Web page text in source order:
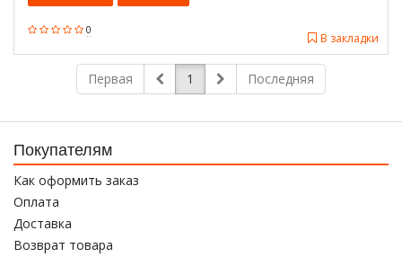
0
В закладки
Первая 1 Последняя
Покупателям
Как оформить заказ
Оплата
Доставка
Возврат товара